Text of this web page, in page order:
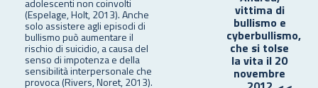
adolescenti non coinvolti
(Espelage, Holt, 2013). Anche
solo assistere agli episodi di
bullismo può aumentare il
rischio di suicidio, a causa del
senso di impotenza e della
sensibilità interpersonale che
provoca (Rivers, Noret, 2013).
vittima di
bullismo e
cyberbullismo,
che si tolse
la vita il 20
novembre